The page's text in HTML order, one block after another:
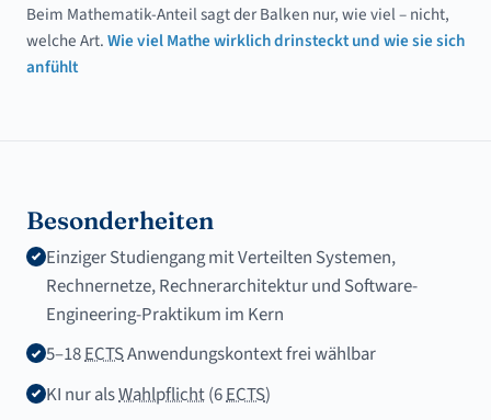
Beim Mathematik-Anteil sagt der Balken nur, wie viel – nicht,
welche Art.Wie viel Mathe wirklich drinsteckt und wie sie sich
anfühlt
Besonderheiten
Einziger Studiengang mit Verteilten Systemen,
Rechnernetze, Rechnerarchitektur und Software-
Engineering-Praktikum im Kern
5–18ECTSAnwendungskontext frei wählbar
KI nur alsWahlpflicht(6ECTS)